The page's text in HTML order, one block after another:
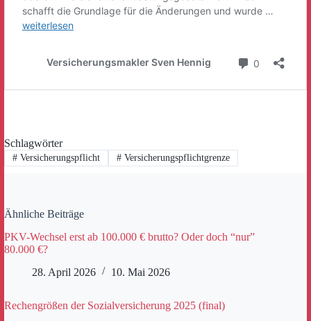
Schlagwörter
#Versicherungspflicht #Versicherungspflichtgrenze
Ähnliche Beiträge
PKV-Wechsel erst ab 100.000 € brutto? Oder doch “nur”
80.000 €?
28. April 2026
10. Mai 2026
Rechengrößen der Sozialversicherung 2025 (final)